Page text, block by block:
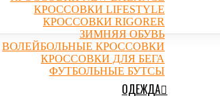
КРОССОВКИ LIFESTYLE
КРОССОВКИ RIGORER
ЗИМНЯЯ ОБУВЬ
ВОЛЕЙБОЛЬНЫЕ КРОССОВКИ
КРОССОВКИ ДЛЯ БЕГА
ФУТБОЛЬНЫЕ БУТСЫ
ОДЕЖДА